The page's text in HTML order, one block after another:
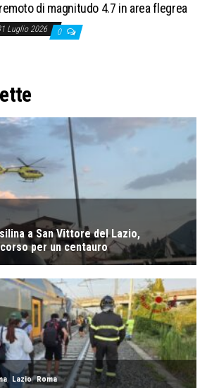
di magnitudo 4.7 in area flegrea
Luglio 2026 0